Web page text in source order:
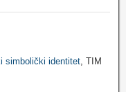
simbolički identitet , TIM